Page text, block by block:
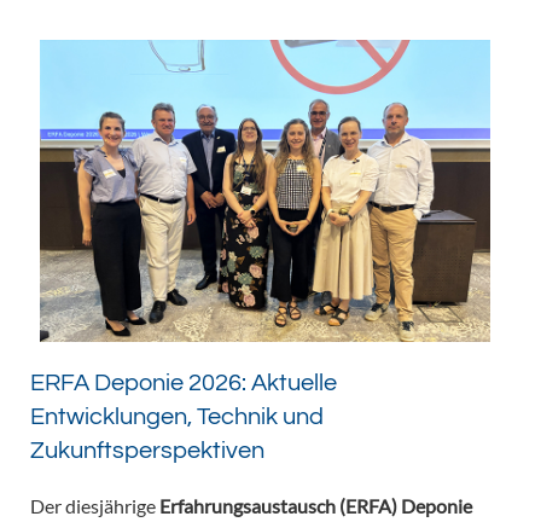
ERFA Deponie 2026: Aktuelle
Entwicklungen, Technik und
Zukunftsperspektiven
Der diesjährige Erfahrungsaustausch (ERFA) Deponie